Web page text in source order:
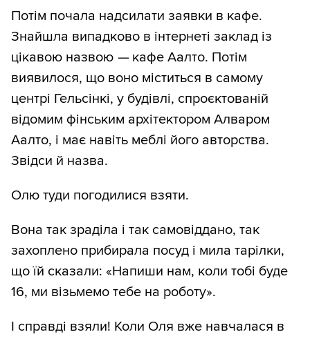
Потім почала надсилати заявки в кафе.
Знайшла випадково в інтернеті заклад із
цікавою назвою —кафе Аалто. Потім
виявилося, що воно міститься в самому
центрі Гельсінкі, у будівлі, спроєктованій
відомим фінським архітектором Алваром
Аалто, і має навіть меблі його авторства.
Звідси й назва.
Олю туди погодилися взяти.
Вона так зраділа і так самовіддано, так
захоплено прибирала посуд і мила тарілки,
що їй сказали: «Напиши нам, коли тобі буде
16, ми візьмемо тебе на роботу».
І справді взяли! Коли Оля вже навчалася в